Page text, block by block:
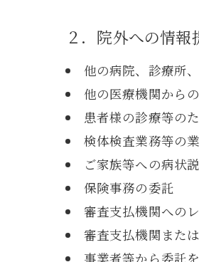
２．院外への情
他の病院、診療所
他の医療機関から
患者様の診療等の
検体検査業務等の
ご家族等への病状
保険事務の委託
審査支払機関への
審査支払機関また
事業者等から委託